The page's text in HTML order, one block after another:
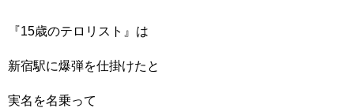
『15歳のテロリスト』は
新宿駅に爆弾を仕掛けたと
実名を名乗って